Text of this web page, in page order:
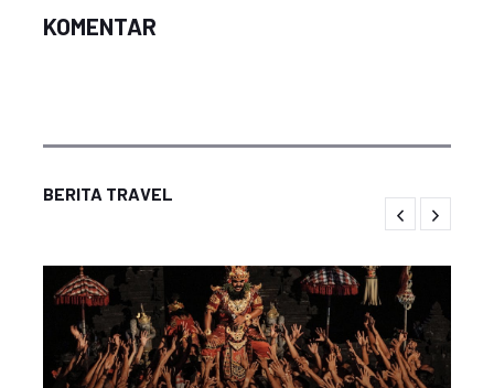
KOMENTAR
BERITA TRAVEL